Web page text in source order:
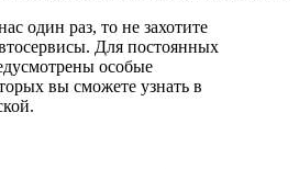
один раз, то не захотите
Для постоянных
особые
вы сможете узнать в